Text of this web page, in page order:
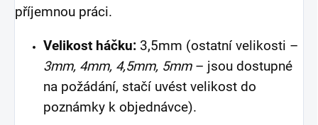
příjemnou práci.
Velikost háčku: 3,5mm (ostatní velikosti –
3mm, 4mm, 4,5mm, 5mm– jsou dostupné
na požádání, stačí uvést velikost do
poznámky k objednávce).